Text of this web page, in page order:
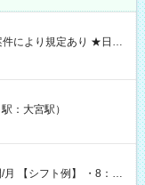
現金GET♪ お仕事後はコ
期間】試
：大宮駅）
00